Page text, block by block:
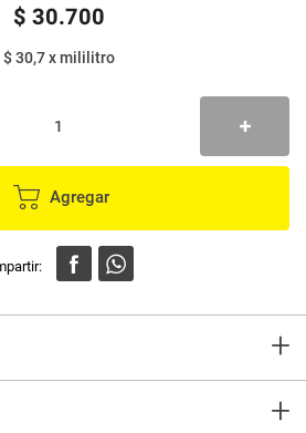
$ 30.700
$ 30,7xmililitro
Agregar
+
de alto desempeño, además de ser usada
largas horas de manejo.
+